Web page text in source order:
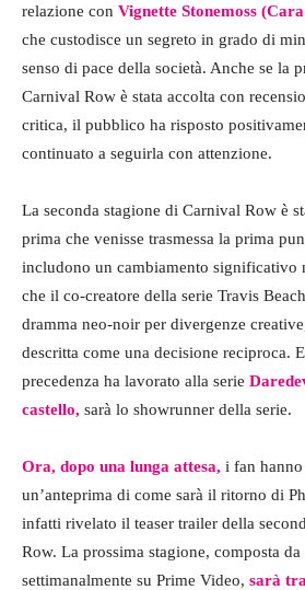
relazione con Vignette Stonemoss
che custodisce un segreto in grado di
senso di pace della società. Anche se la
Carnival Row è stata accolta con
critica, il pubblico ha risposto
continuato a seguirla con attenzione.
La seconda stagione di Carnival Row è
prima che venisse trasmessa la prima
includono un cambiamento significativo
che il co-creatore della serie Travis
dramma neo-noir per divergenze
descritta come una decisione reciproca.
precedenza ha lavorato alla serie
castello, sarà lo showrunner della serie.
Ora, dopo una lunga attesa, i fan
un’anteprima di come sarà il ritorno di
infatti rivelato il teaser trailer della
Row. La prossima stagione, composta
settimanalmente su Prime Video, sarà